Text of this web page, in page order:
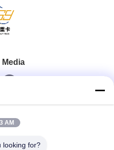
Kontakt
AM
looking for?